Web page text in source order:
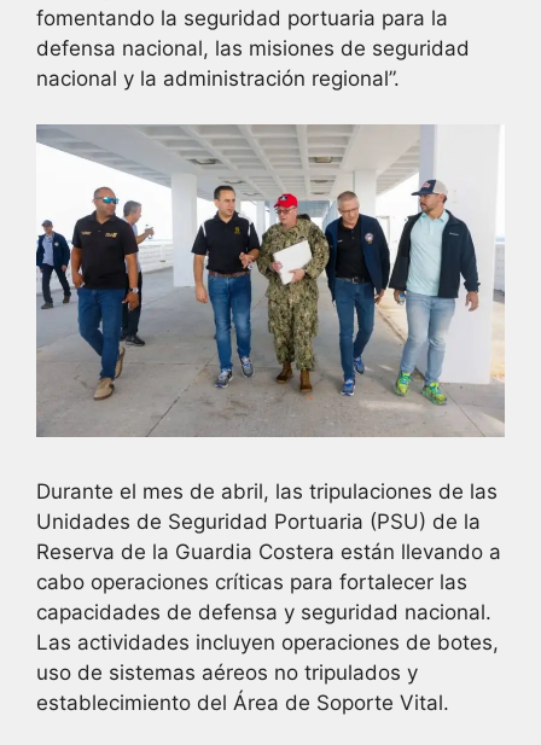
fomentando la seguridad portuaria para la
defensa nacional, las misiones de seguridad
nacional y la administración regional”.
Durante el mes de abril, las tripulaciones de las
Unidades de Seguridad Portuaria (PSU) de la
Reserva de la Guardia Costera están llevando a
cabo operaciones críticas para fortalecer las
capacidades de defensa y seguridad nacional.
Las actividades incluyen operaciones de botes,
uso de sistemas aéreos no tripulados y
establecimiento del Área de Soporte Vital.